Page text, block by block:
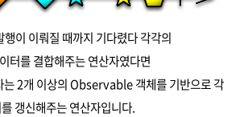
이 이뤄질 때까지 기다렸다 각각의
를 결합해주는 연산자였다면
2개 이상의 Observable 객체를 기반으로 각
갱신해주는 연산자입니다.